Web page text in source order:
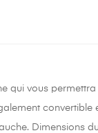
qui vous permettra
convertible
Dimensions